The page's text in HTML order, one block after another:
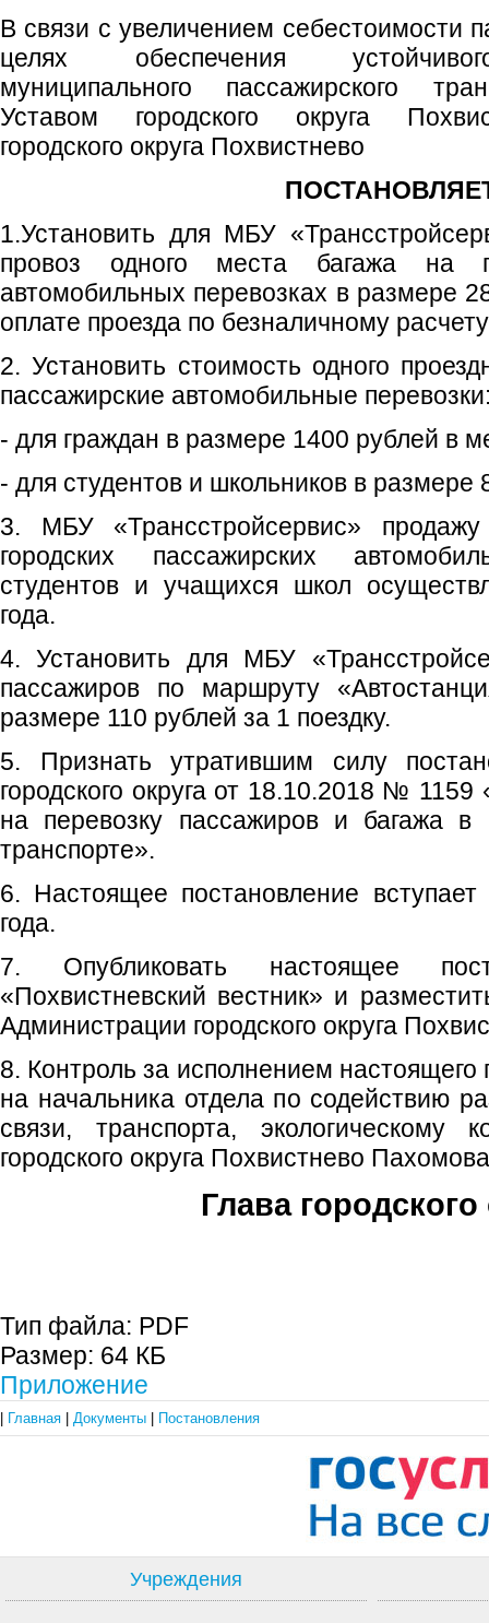
В связи с увеличением себестоимости
целях обеспечения
муниципального пассажирского
Уставом городского округа
городского округа Похвистнево
1.Установить для МБУ
провоз одного места багажа на
автомобильных перевозках в размере
оплате проезда по безналичному
2. Установить стоимость одного
пассажирские автомобильные
- для граждан в размере 1400 рублей в
- для студентов и школьников в размере
3. МБУ «Трансстройсервис»
городских пассажирских
студентов и учащихся школ
года.
4. Установить для МБУ
пассажиров по маршруту
размере 110 рублей за 1 поездку.
5. Признать утратившим силу
городского округа от 18.10.2018 №
на перевозку пассажиров и багажа в
транспорте».
6. Настоящее постановление
года.
7. Опубликовать настоящее
«Похвистневский вестник» и
Администрации городского округа
8. Контроль за исполнением настоящего
на начальника отдела по содействию
связи, транспорта, экологическому
городского округа Похвистнево
Глава городского
Тип файла: PDF
Размер: 64 КБ
Приложение
Главная Документы Постановления
Учреждения